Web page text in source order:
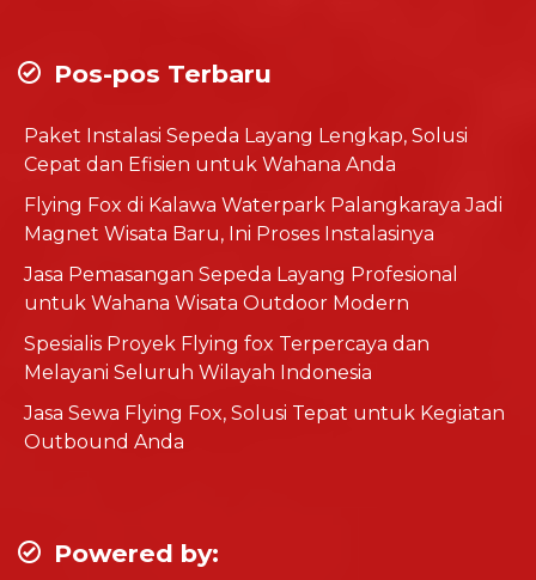
Pos-pos Terbaru
Paket Instalasi Sepeda Layang Lengkap, Solusi
Cepat dan Efisien untuk Wahana Anda
Flying Fox di Kalawa Waterpark Palangkaraya Jadi
Magnet Wisata Baru, Ini Proses Instalasinya
Jasa Pemasangan Sepeda Layang Profesional
untuk Wahana Wisata Outdoor Modern
Spesialis Proyek Flying fox Terpercaya dan
Melayani Seluruh Wilayah Indonesia
Jasa Sewa Flying Fox, Solusi Tepat untuk Kegiatan
Outbound Anda
Powered by: